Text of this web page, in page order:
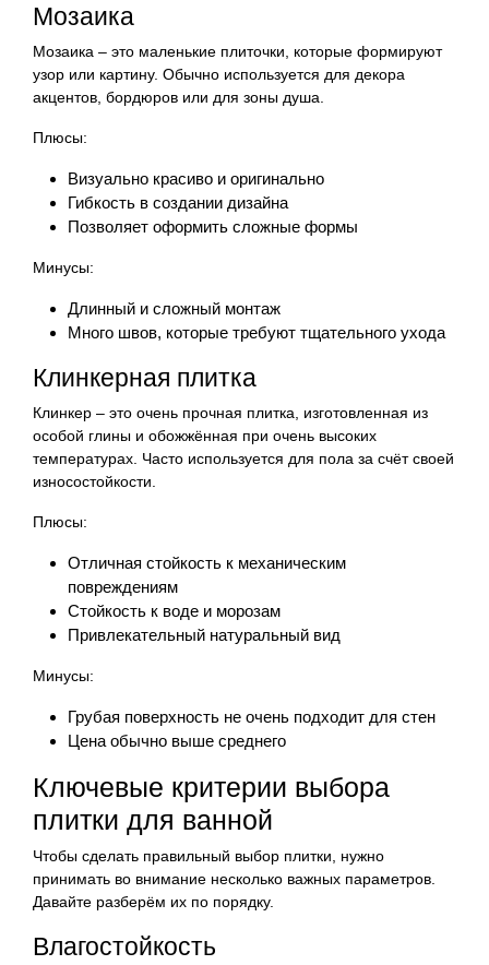
Мозаика
Мозаика – это маленькие плиточки, которые формируют
узор или картину. Обычно используется для декора
акцентов, бордюров или для зоны душа.
Плюсы:
Визуально красиво и оригинально
Гибкость в создании дизайна
Позволяет оформить сложные формы
Минусы:
Длинный и сложный монтаж
Много швов, которые требуют тщательного ухода
Клинкерная плитка
Клинкер – это очень прочная плитка, изготовленная из
особой глины и обожжённая при очень высоких
температурах. Часто используется для пола за счёт своей
износостойкости.
Плюсы:
Отличная стойкость к механическим
повреждениям
Стойкость к воде и морозам
Привлекательный натуральный вид
Минусы:
Грубая поверхность не очень подходит для стен
Цена обычно выше среднего
Ключевые критерии выбора
плитки для ванной
Чтобы сделать правильный выбор плитки, нужно
принимать во внимание несколько важных параметров.
Давайте разберём их по порядку.
Влагостойкость